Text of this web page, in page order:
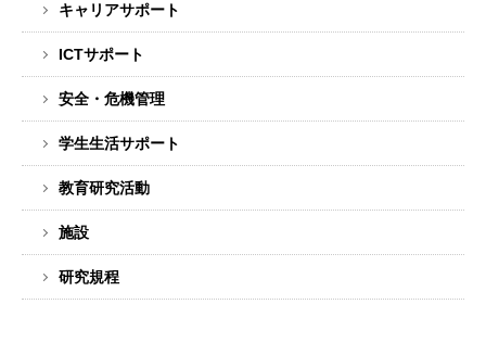
ニ
ュ
ー
キャリアサポート
ICTサポート
安全・危機管理
学生生活サポート
教育研究活動
施設
研究規程